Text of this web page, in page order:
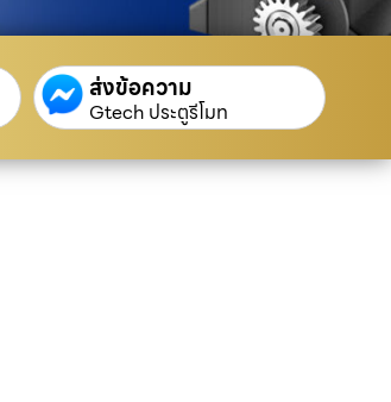
ส่งข้อความ
Gtech ประตูรีโมท